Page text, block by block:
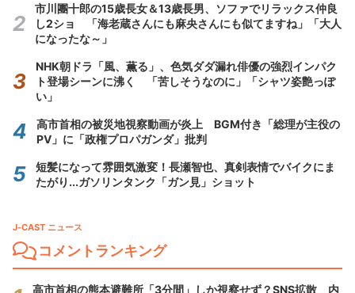
市川團十郎の15歳長女＆13歳長男、ソファでリラックス仲良
し2ショ 「海老蔵さんにも麻央さんにも似てますね」「大人
になったな～」
NHK朝ドラ「風、薫る」、色気ダダ漏れ俳優の強烈インパク
ト登場シーンに沸く 「苦しそうなのに」「シャツ姿艶っぽ
い」
高市首相の被災地視察動画が炎上 BGM付き「総理が主役の
PV」に「政権プロパガンダ」批判
短髪になって雰囲気激変！長瀬智也、真剣表情でバイクにま
たがり...ガソリンタンク「ガン見」ショット
J-CAST ニュース
コメントランキング
高市首相の熊本避難所「3分間」しか視察せず？SNS拡散 内